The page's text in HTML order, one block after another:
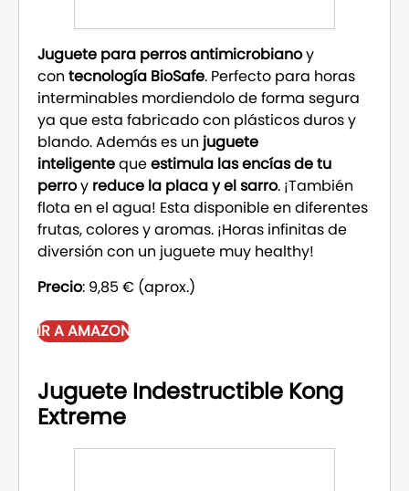
Juguete para perros antimicrobianoy
contecnología BioSafe. Perfecto para horas
interminables mordiendolo de forma segura
ya que esta fabricado con plásticos duros y
blando. Además es un juguete
inteligentequeestimula las encías de tu
perroy reduce la placa y el sarro. ¡También
flota en el agua! Esta disponible en diferentes
frutas, colores y aromas. ¡Horas infinitas de
diversión con un juguete muy healthy!
Precio: 9,85 € (aprox.)
IR A AMAZON
Juguete Indestructible Kong
Extreme